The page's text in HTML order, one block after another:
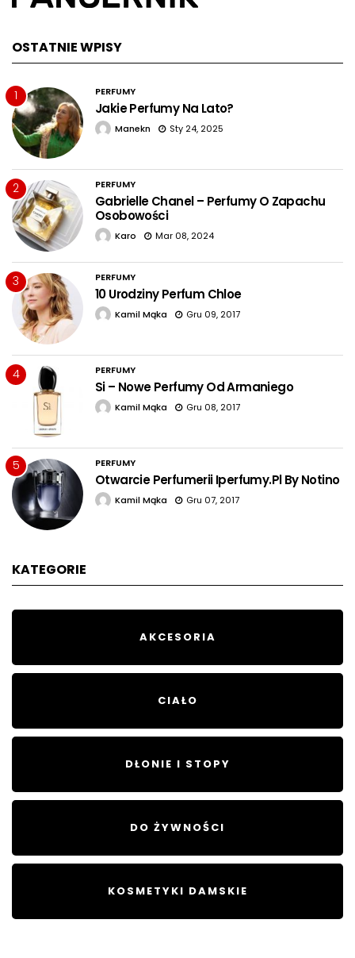
OSTATNIE WPISY
1 PERFUMY
Jakie Perfumy Na Lato?
Manekn Sty 24, 2025
2 PERFUMY
Gabrielle Chanel – Perfumy O Zapachu
Osobowości
Karo Mar 08, 2024
3 PERFUMY
10 Urodziny Perfum Chloe
Kamil Mąka Gru 09, 2017
4 PERFUMY
Si – Nowe Perfumy Od Armaniego
Kamil Mąka Gru 08, 2017
5 PERFUMY
Otwarcie Perfumerii Iperfumy.pl By Notino
Kamil Mąka Gru 07, 2017
KATEGORIE
AKCESORIA
CIAŁO
DŁONIE I STOPY
DO ŻYWNOŚCI
KOSMETYKI DAMSKIE